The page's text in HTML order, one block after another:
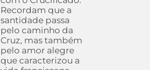
Recordam que a
santidade passa
pelo caminho da
Cruz, mas também
pelo amor alegre
que caracterizou a